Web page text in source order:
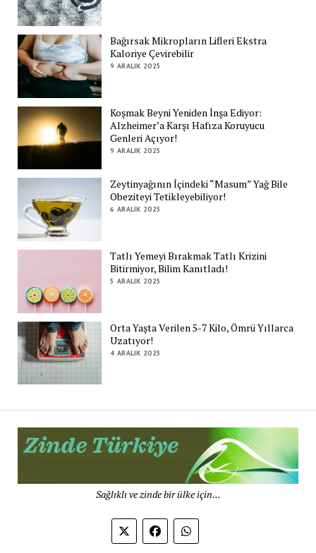
Bağırsak Mikropların Lifleri Ekstra
Kaloriye Çevirebilir
9 ARALIK 2025
Koşmak Beyni Yeniden İnşa Ediyor:
Alzheimer’a Karşı Hafıza Koruyucu
Genleri Açıyor!
9 ARALIK 2025
Zeytinyağının İçindeki “Masum” Yağ Bile
Obeziteyi Tetikleyebiliyor!
6 ARALIK 2025
Tatlı Yemeyi Bırakmak Tatlı Krizini
Bitirmiyor, Bilim Kanıtladı!
5 ARALIK 2025
Orta Yaşta Verilen 5-7 Kilo, Ömrü Yıllarca
Uzatıyor!
4 ARALIK 2025
Sağlıklı ve zinde bir ülke için...